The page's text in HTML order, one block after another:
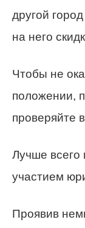
другой
на него
Чтобы не
положении,
проверяйте
Лучше всего
участием
Проявив